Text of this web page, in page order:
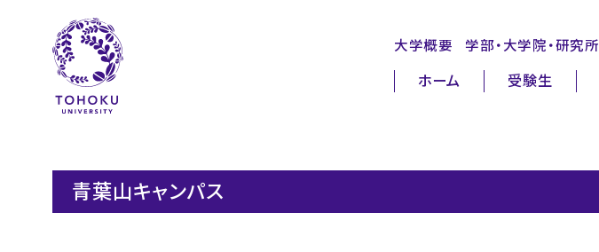
大学概要 学部・大学院・研究所
ホーム 受験生
青葉山キャンパス